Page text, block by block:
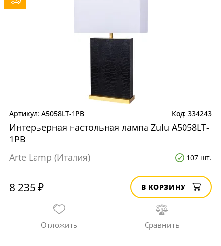
A5058LT-1PB 334243
Интерьерная настольная лампа Zulu A5058LT-
1PB
Arte Lamp (Италия)
107 шт.
8 235 ₽ В КОРЗИНУ